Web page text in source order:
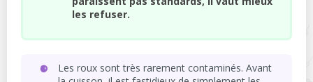
les refuser.
Les roux sont très rarement contaminés. Avant